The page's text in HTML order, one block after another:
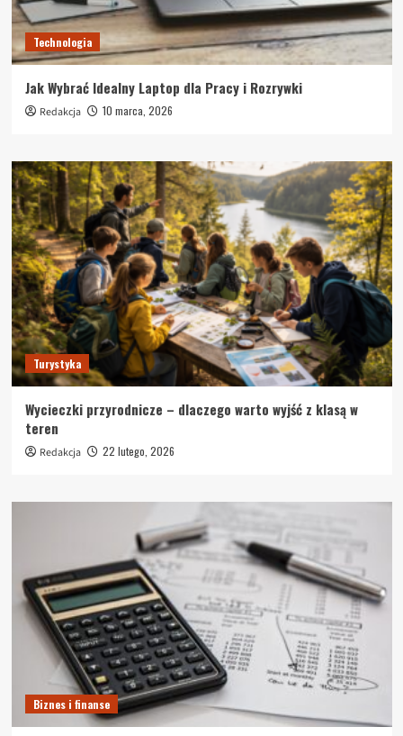
Technologia
Jak Wybrać Idealny Laptop dla Pracy i Rozrywki
Redakcja 10 marca, 2026
Turystyka
Wycieczki przyrodnicze – dlaczego warto wyjść z klasą w
teren
Redakcja 22 lutego, 2026
Biznes i finanse